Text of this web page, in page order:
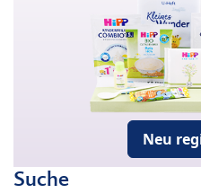
Neu
Suche